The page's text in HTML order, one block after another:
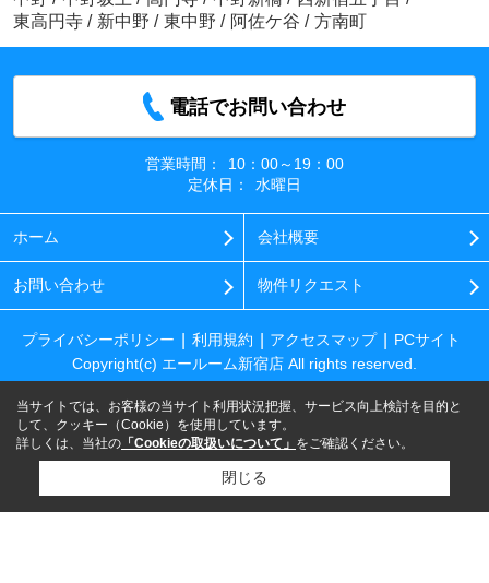
東高円寺 / 新中野 / 東中野 / 阿佐ケ谷 / 方南町
電話でお問い合わせ
営業時間：
10：00～19：00
定休日：
水曜日
ホーム 会社概要
お問い合わせ 物件リクエスト
プライバシーポリシー 利用規約 アクセスマップ
PCサイト
Copyright(c) エールーム新宿店 All rights reserved.
当サイトでは、お客様の当サイト利用状況把握、サービス向上検討を目的と
して、クッキー（Cookie）を使用しています。
詳しくは、当社の 「Cookieの取扱いについて」 をご確認ください。
閉じる